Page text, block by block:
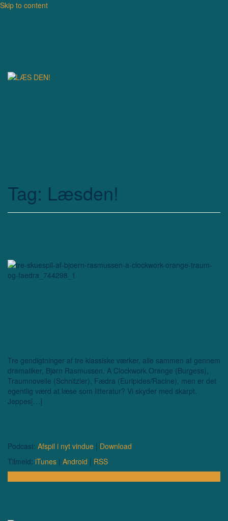
Skip to content
Tag: Læsden!
Tre gendigtninger af tre klassiske værker, alle sammen af gennem
dramatiker, Bjørn Rasmussen. A Clockwork Orange (Burgess),
Traumnovelle (Schnitzler), Fædra (Euripides/Racine), men er det
egentlig værd at læse som litteratur? Vi skyder med skarpt.
Jeppes[…]
Podcast: Afspil i nyt vindue | Download
Tilmeld: iTunes | Android | RSS